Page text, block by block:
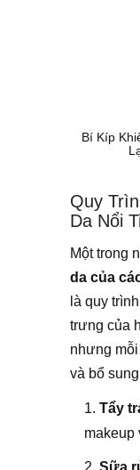
Bí Kíp
Quy
Da Nổi
Một trong
da của
là quy
trưng của
nhưng
và bổ
Tẩy
makeup